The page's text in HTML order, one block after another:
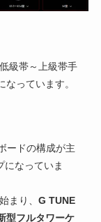
級帯～上級帯手
っています。
ードの構成が主
になっていま
まり、 G TUNE
型フルタワーケ